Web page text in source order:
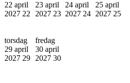
22 april
2027 22
23 april
2027 23
24 april
2027 24
25 april
2027 25
torsdag
29 april
2027 29
fredag
30 april
2027 30